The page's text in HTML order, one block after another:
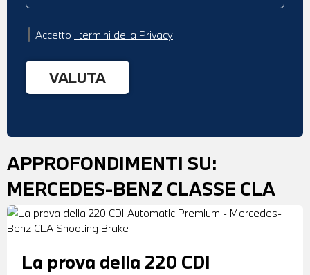
Accetto i termini della Privacy
APPROFONDIMENTI SU:
MERCEDES-BENZ CLASSE CLA
La prova della 220 CDI